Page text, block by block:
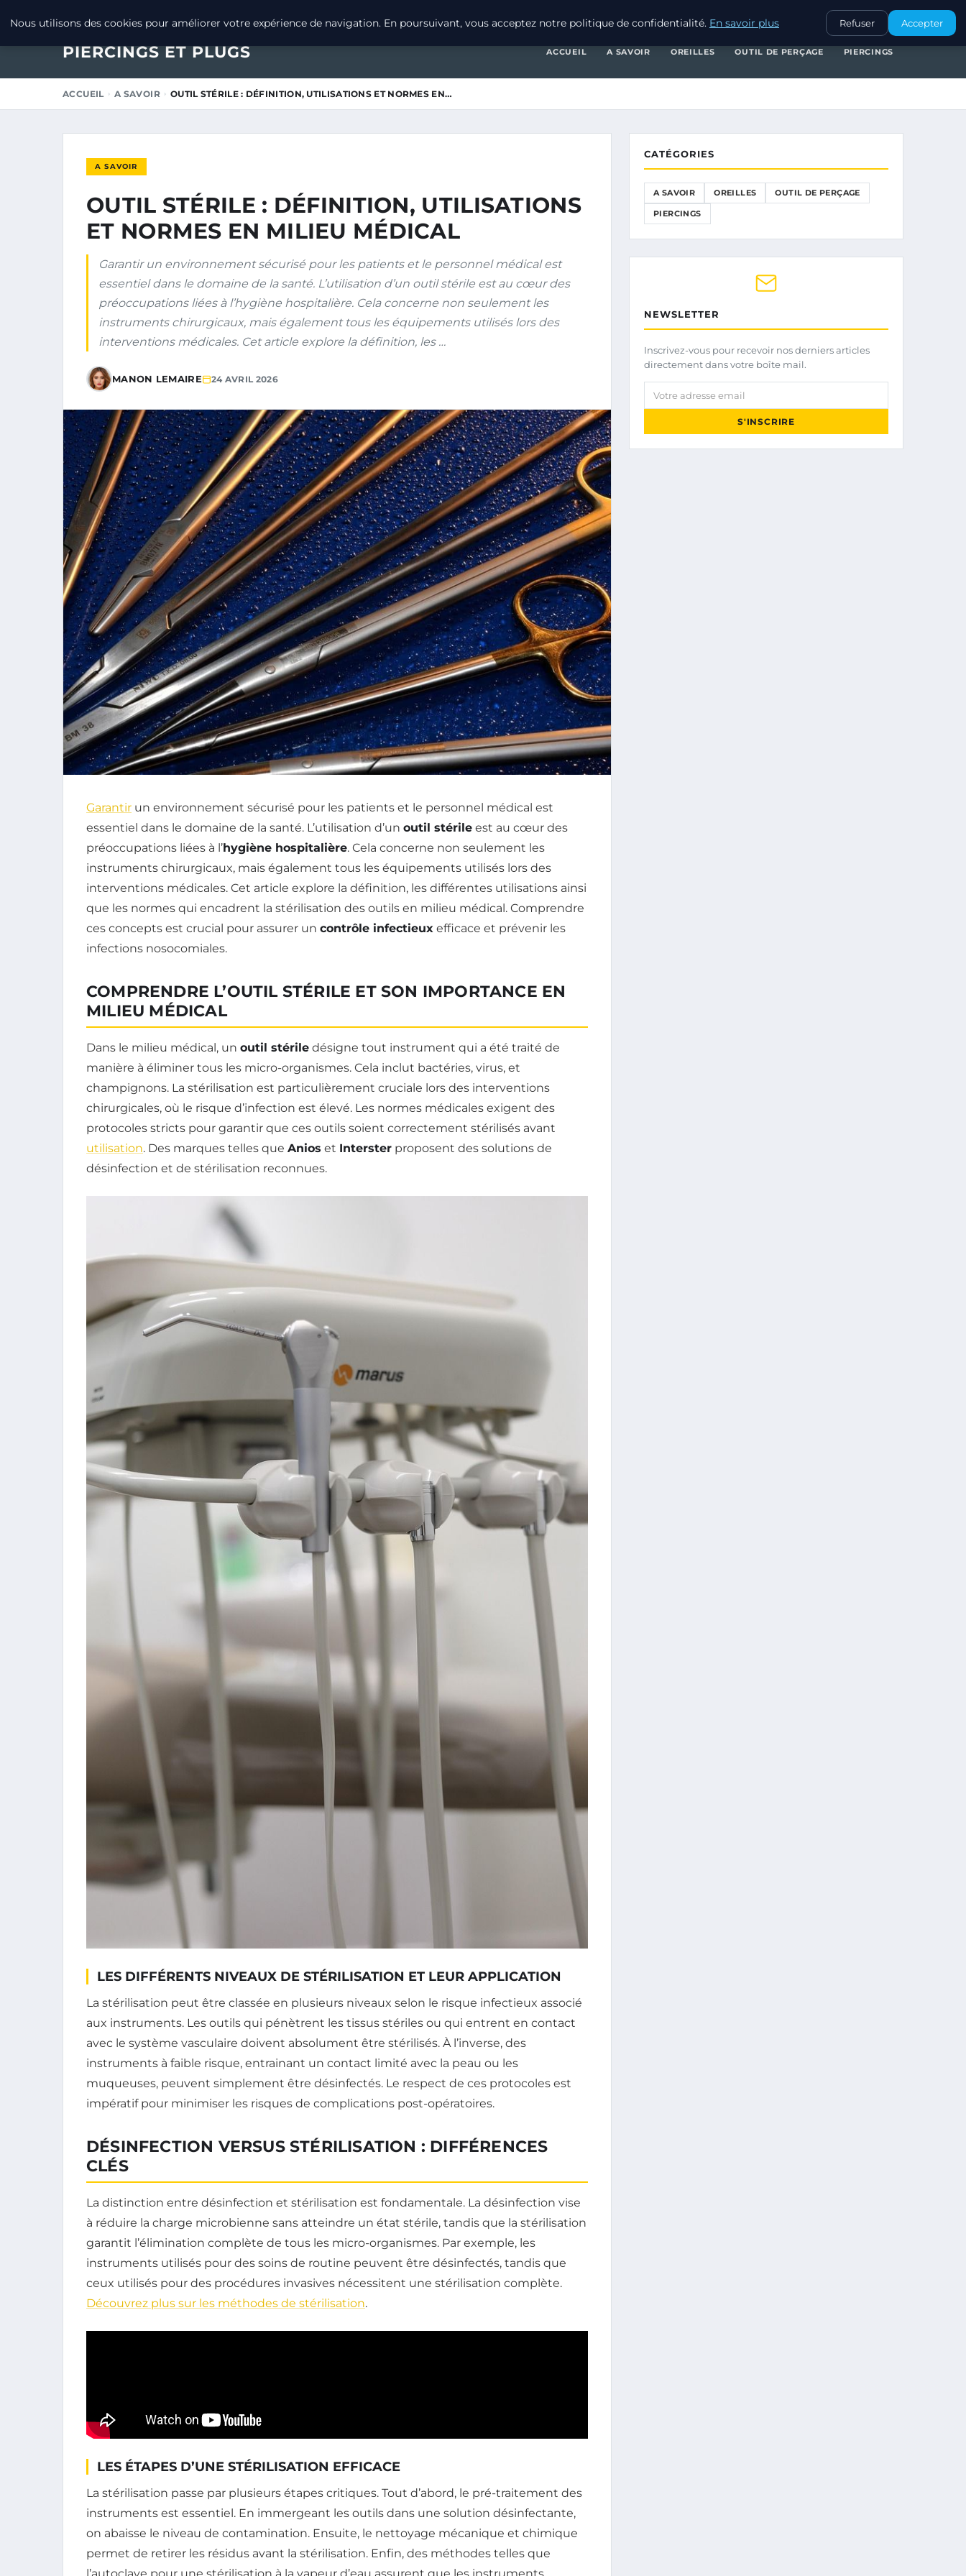
OUTIL DE PERÇAGEPIERCINGS
PIERCINGS ET PLUGS ACCUEIL A SAVOIR OREILLES OUTIL DE PERÇAGE PIERCINGS
ACCUEIL A SAVOIR OUTIL STÉRILE : DÉFINITION, UTILISATIONS ET NORMES EN…
A SAVOIR
OUTIL STÉRILE : DÉFINITION, UTILISATIONS
ET NORMES EN MILIEU MÉDICAL
Garantir un environnement sécurisé pour les patients et le personnel médical est
essentiel dans le domaine de la santé. L’utilisation d’un outil stérile est au cœur des
préoccupations liées à l’hygiène hospitalière. Cela concerne non seulement les
instruments chirurgicaux, mais également tous les équipements utilisés lors des
interventions médicales. Cet article explore la définition, les …
MANON LEMAIRE 24 AVRIL 2026
Garantir un environnement sécurisé pour les patients et le personnel médical est
essentiel dans le domaine de la santé. L’utilisation d’un outil stérile est au cœur des
préoccupations liées à l’hygiène hospitalière. Cela concerne non seulement les
instruments chirurgicaux, mais également tous les équipements utilisés lors des
interventions médicales. Cet article explore la définition, les différentes utilisations ainsi
que les normes qui encadrent la stérilisation des outils en milieu médical. Comprendre
ces concepts est crucial pour assurer un contrôle infectieux efficace et prévenir les
infections nosocomiales.
COMPRENDRE L’OUTIL STÉRILE ET SON IMPORTANCE EN
MILIEU MÉDICAL
Dans le milieu médical, un outil stérile désigne tout instrument qui a été traité de
manière à éliminer tous les micro-organismes. Cela inclut bactéries, virus, et
champignons. La stérilisation est particulièrement cruciale lors des interventions
chirurgicales, où le risque d’infection est élevé. Les normes médicales exigent des
protocoles stricts pour garantir que ces outils soient correctement stérilisés avant
utilisation. Des marques telles que Anios et Interster proposent des solutions de
désinfection et de stérilisation reconnues.
LES DIFFÉRENTS NIVEAUX DE STÉRILISATION ET LEUR APPLICATION
La stérilisation peut être classée en plusieurs niveaux selon le risque infectieux associé
aux instruments. Les outils qui pénètrent les tissus stériles ou qui entrent en contact
avec le système vasculaire doivent absolument être stérilisés. À l’inverse, des
instruments à faible risque, entrainant un contact limité avec la peau ou les
muqueuses, peuvent simplement être désinfectés. Le respect de ces protocoles est
impératif pour minimiser les risques de complications post-opératoires.
DÉSINFECTION VERSUS STÉRILISATION : DIFFÉRENCES
CLÉS
La distinction entre désinfection et stérilisation est fondamentale. La désinfection vise
à réduire la charge microbienne sans atteindre un état stérile, tandis que la stérilisation
garantit l’élimination complète de tous les micro-organismes. Par exemple, les
instruments utilisés pour des soins de routine peuvent être désinfectés, tandis que
ceux utilisés pour des procédures invasives nécessitent une stérilisation complète.
Découvrez plus sur les méthodes de stérilisation.
LES ÉTAPES D’UNE STÉRILISATION EFFICACE
La stérilisation passe par plusieurs étapes critiques. Tout d’abord, le pré-traitement des
instruments est essentiel. En immergeant les outils dans une solution désinfectante,
on abaisse le niveau de contamination. Ensuite, le nettoyage mécanique et chimique
permet de retirer les résidus avant la stérilisation. Enfin, des méthodes telles que
CATÉGORIES
A SAVOIR OREILLES OUTIL DE PERÇAGE
PIERCINGS
NEWSLETTER
Inscrivez-vous pour recevoir nos derniers articles
directement dans votre boîte mail.
Votre adresse email
S'INSCRIRE
Nous utilisons des cookies pour améliorer votre expérience de navigation. En poursuivant, vous acceptez notre politique de confidentialité. En savoir plus Refuser Accepter